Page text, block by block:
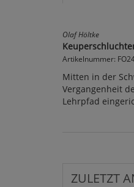
Olaf Höltke
Artikelnummer:
Mitten in der
Vergangenheit
Lehrpfad
ZULETZT